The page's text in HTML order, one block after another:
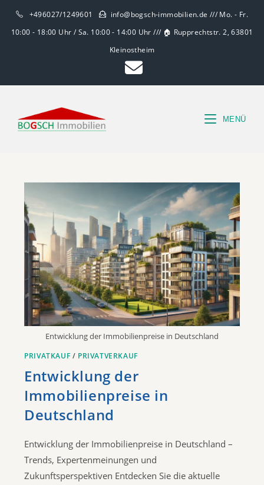
+496027/1249601
info@bogsch-immobilien.de /// Mo. - Fr.
10:00 - 18:00 Uhr / Sa. 10:00 - 14:00 Uhr /// 🏠 Rupprechtstr. 2, 63801
Kleinostheim
MENÜ
Entwicklung der Immobilienpreise in Deutschland
PRIVATKAUF / PRIVATVERKAUF
Entwicklung der
Immobilienpreise in
Deutschland
Entwicklung der Immobilienpreise in Deutschland –
Trends, Expertenmeinungen und
Zukunftsperspektiven Entdecken Sie die aktuelle